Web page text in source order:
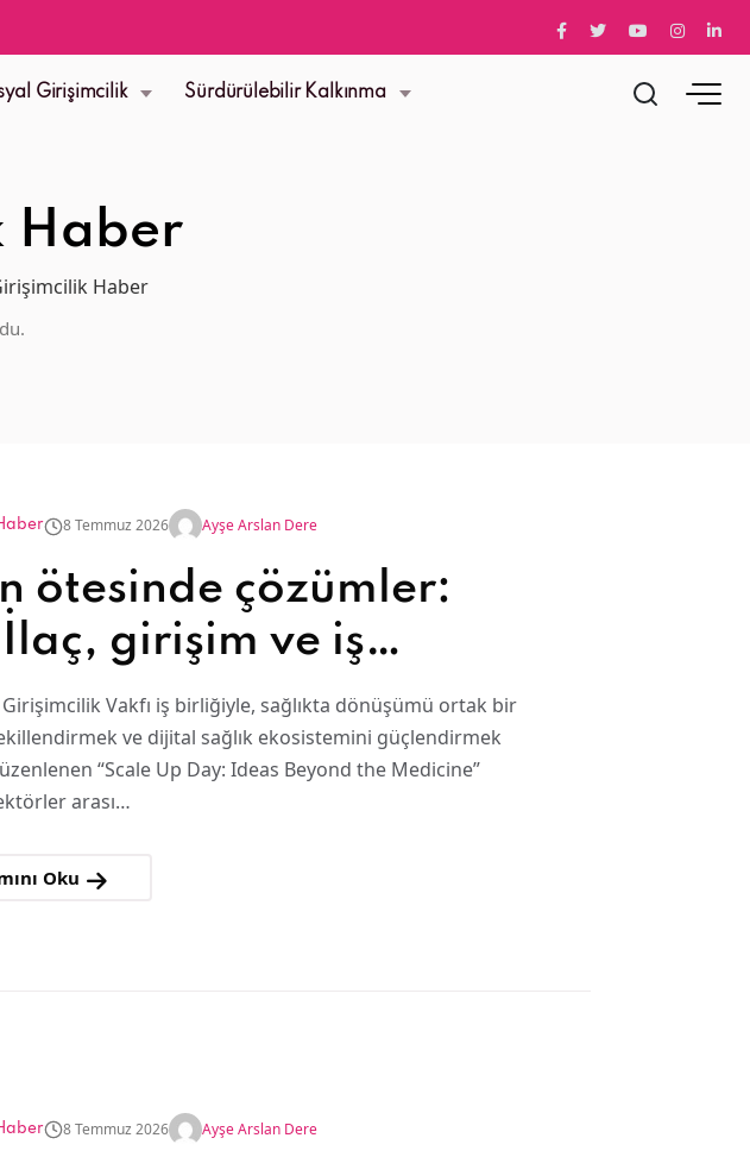
Girişimcilik Sürdürülebilir Kalkınma
Haber
Haber
8 Temmuz 2026 Ayşe Arslan Dere
ötesinde çözümler:
girişim ve iş
sağlıkta inovasyon
Girişimcilik Vakfı iş birliğiyle, sağlıkta dönüşümü ortak bir
ve dijital sağlık ekosistemini güçlendirmek
“Scale Up Day: Ideas Beyond the Medicine”
arası…
Oku
8 Temmuz 2026 Ayşe Arslan Dere